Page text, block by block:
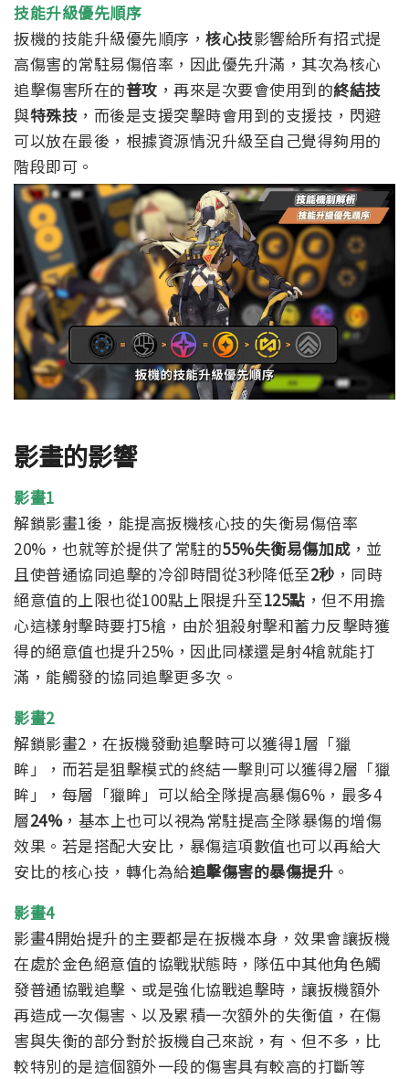
技能升級優先順序
扳機的技能升級優先順序， 核心技影響給所有招式提
高傷害的常駐易傷倍率，因此優先升滿，其次為核心
追擊傷害所在的普攻 ，再來是次要會使用到的終結技
與特殊技 ，而後是支援突擊時會用到的支援技，閃避
可以放在最後，根據資源情況升級至自己覺得夠用的
階段即可。
影畫的影響
影畫1
解鎖影畫1後，能提高扳機核心技的失衡易傷倍率
20%，也就等於提供了常駐的55%失衡易傷加成，並
且使普通協同追擊的冷卻時間從3秒降低至2秒 ，同時
絕意值的上限也從100點上限提升至125點 ，但不用擔
心這樣射擊時要打5槍，由於狙殺射擊和蓄力反擊時獲
得的絕意值也提升25%，因此同樣還是射4槍就能打
滿，能觸發的協同追擊更多次。
影畫2
解鎖影畫2，在扳機發動追擊時可以獲得1層「獵
眸」，而若是狙擊模式的終結一擊則可以獲得2層「獵
眸」，每層「獵眸」可以給全隊提高暴傷6%，最多4
層24%，基本上也可以視為常駐提高全隊暴傷的增傷
效果。若是搭配大安比，暴傷這項數值也可以再給大
安比的核心技，轉化為給追擊傷害的暴傷提升 。
影畫4
影畫4開始提升的主要都是在扳機本身，效果會讓扳機
在處於金色絕意值的協戰狀態時，隊伍中其他角色觸
發普通協戰追擊、或是強化協戰追擊時，讓扳機額外
再造成一次傷害、以及累積一次額外的失衡值，在傷
害與失衡的部分對於扳機自己來說，有、但不多，比
較特別的是這個額外一段的傷害具有較高的打斷等